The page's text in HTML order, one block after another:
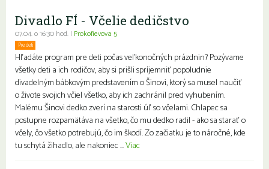
Divadlo FÍ - Včelie dedičstvo
07.04. o 16:30 hod. | Prokofievova 5
Pre deti
Hľadáte program pre deti počas veľkonočných prázdnin? Pozývame
všetky deti a ich rodičov, aby si prišli spríjemniť popoludnie
divadelným bábkovým predstavením o Šinovi, ktorý sa musel naučiť
o živote svojich včiel všetko, aby ich zachránil pred vyhubením.
Malému Šinovi dedko zverí na starosti úľ so včelami. Chlapec sa
postupne rozpamätáva na všetko, čo mu dedko radil - ako sa starať o
včely, čo všetko potrebujú, čo im škodí. Zo začiatku je to náročné, kde
tu schytá žihadlo, ale nakoniec ...Viac